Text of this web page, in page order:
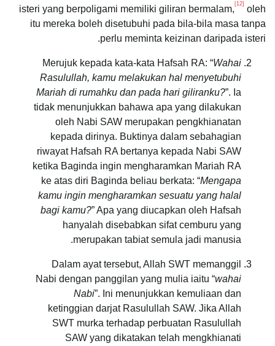
isteri yang berpoligami memiliki giliran bermalam, [12] oleh
itu mereka boleh disetubuhi pada bila-bila masa tanpa
perlu meminta keizinan daripada isteri.
Merujuk kepada kata-kata Hafsah RA: “Wahai
Rasulullah, kamu melakukan hal menyetubuhi
Mariah di rumahku dan pada hari giliranku?”. Ia
tidak menunjukkan bahawa apa yang dilakukan
oleh Nabi SAW merupakan pengkhianatan
kepada dirinya. Buktinya dalam sebahagian
riwayat Hafsah RA bertanya kepada Nabi SAW
ketika Baginda ingin mengharamkan Mariah RA
ke atas diri Baginda beliau berkata: “Mengapa
kamu ingin mengharamkan sesuatu yang halal
bagi kamu?” Apa yang diucapkan oleh Hafsah
hanyalah disebabkan sifat cemburu yang
merupakan tabiat semula jadi manusia.
Dalam ayat tersebut, Allah SWT memanggil
Nabi dengan panggilan yang mulia iaitu “wahai
Nabi”. Ini menunjukkan kemuliaan dan
ketinggian darjat Rasulullah SAW. Jika Allah
SWT murka terhadap perbuatan Rasulullah
SAW yang dikatakan telah mengkhianati